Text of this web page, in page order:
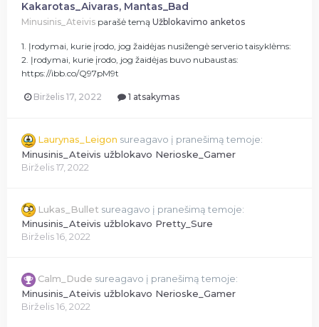
Kakarotas_Aivaras, Mantas_Bad
Minusinis_Ateivis parašė temą Užblokavimo anketos
1. Įrodymai, kurie įrodo, jog žaidėjas nusižengė serverio taisyklėms:
2. Įrodymai, kurie įrodo, jog žaidėjas buvo nubaustas:
https://ibb.co/Q97pM9t
Birželis 17, 2022 1 atsakymas
Laurynas_Leigon sureagavo į pranešimą temoje:
Minusinis_Ateivis užblokavo Nerioske_Gamer
Birželis 17, 2022
Lukas_Bullet sureagavo į pranešimą temoje:
Minusinis_Ateivis užblokavo Pretty_Sure
Birželis 16, 2022
Calm_Dude sureagavo į pranešimą temoje:
Minusinis_Ateivis užblokavo Nerioske_Gamer
Birželis 16, 2022